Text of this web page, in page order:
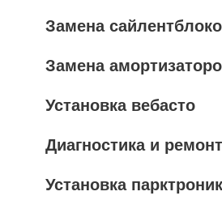
Замена
Замена
Установка вебасто
Диагностика и
Установка